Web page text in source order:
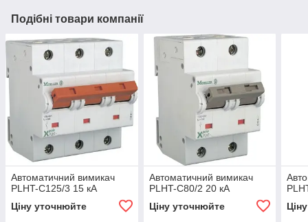
Подібні товари компанії
Автоматичний вимикач
PLHT-C125/3 15 кА
Ціну уточнюйте
Автоматичний вимикач
PLHT-C80/2 20 кА
Ціну уточнюйте